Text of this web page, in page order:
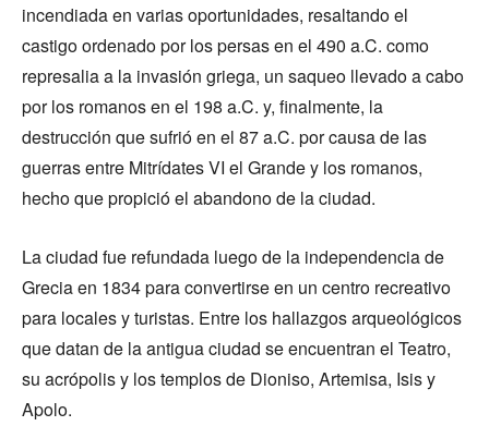
incendiada en varias oportunidades, resaltando el
castigo ordenado por los persas en el 490 a.C. como
represalia a la invasión griega, un saqueo llevado a cabo
por los romanos en el 198 a.C. y, finalmente, la
destrucción que sufrió en el 87 a.C. por causa de las
guerras entre Mitrídates VI el Grande y los romanos,
hecho que propició el abandono de la ciudad.
La ciudad fue refundada luego de la independencia de
Grecia en 1834 para convertirse en un centro recreativo
para locales y turistas. Entre los hallazgos arqueológicos
que datan de la antigua ciudad se encuentran el Teatro,
su acrópolis y los templos de Dioniso, Artemisa, Isis y
Apolo.